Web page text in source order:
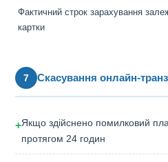
Фактичний строк зарахування
картки
7 Скасування онлайн-
+Якщо здійснено помилковий
протягом 24 годин